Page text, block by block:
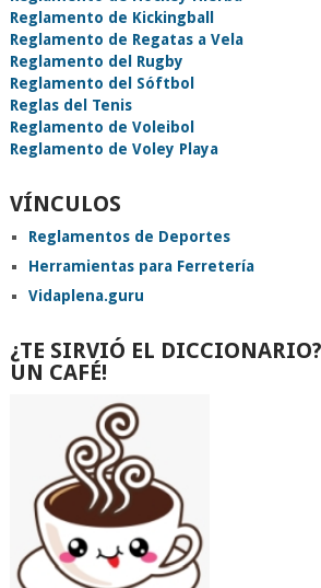
Reglamento de Kickingball
Reglamento de Regatas a Vela
Reglamento del Rugby
Reglamento del Sóftbol
Reglas del Tenis
Reglamento de Voleibol
Reglamento de Voley Playa
VÍNCULOS
Reglamentos de Deportes
Herramientas para Ferretería
Vidaplena.guru
¿TE SIRVIÓ EL
UN CAFÉ!